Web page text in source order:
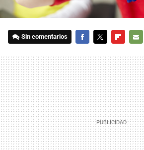
Sin comentarios
MAIL